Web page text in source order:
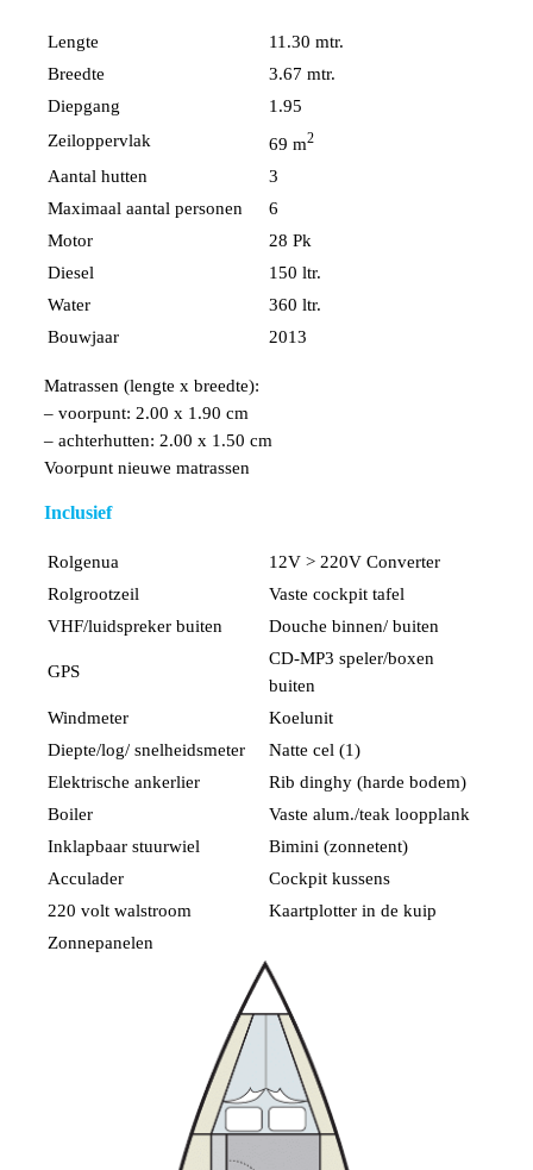
Lengte
11.30 mtr.
Breedte
3.67 mtr.
Diepgang
1.95
Zeiloppervlak
69 m2
Aantal hutten
3
Maximaal aantal personen
6
Motor
28 Pk
Diesel
150 ltr.
Water
360 ltr.
Bouwjaar
2013
Matrassen (lengte x breedte):
– voorpunt: 2.00 x 1.90 cm
– achterhutten: 2.00 x 1.50 cm
Voorpunt nieuwe matrassen
Inclusief
Rolgenua
12V > 220V Converter
Rolgrootzeil
Vaste cockpit tafel
VHF/luidspreker buiten
Douche binnen/ buiten
GPS
CD-MP3 speler/boxen
buiten
Windmeter
Koelunit
Diepte/log/ snelheidsmeter
Natte cel (1)
Elektrische ankerlier
Rib dinghy (harde bodem)
Boiler
Vaste alum./teak loopplank
Inklapbaar stuurwiel
Bimini (zonnetent)
Acculader
Cockpit kussens
220 volt walstroom
Kaartplotter in de kuip
Zonnepanelen